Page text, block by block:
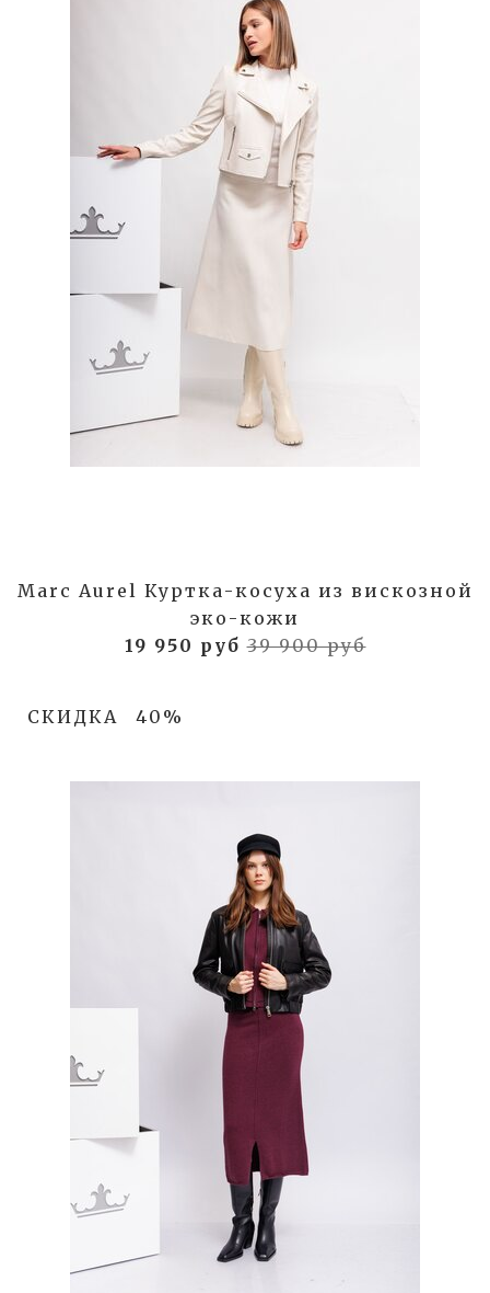
Marc Aurel Куртка-косуха из вискозной
эко-кожи
19 950 руб39 900 руб
СКИДКА 40%